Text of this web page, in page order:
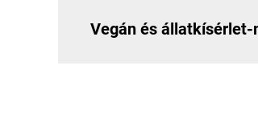
Vegán és